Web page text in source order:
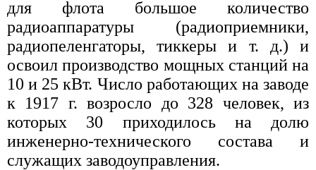
для флота большое количество
радиоаппаратуры (радиоприемники,
радиопеленгаторы, тиккеры и т. д.) и
освоил производство мощных станций на
10 и 25 кВт. Число работающих на заводе
к 1917 г. возросло до 328 человек, из
которых 30 приходилось на долю
инженерно-технического состава и
служащих заводоуправления.